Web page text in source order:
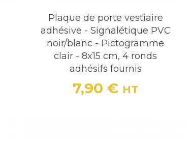
Plaque de porte vestiaire
adhésive - Signalétique PVC
noir/blanc - Pictogramme
clair - 8x15 cm, 4 ronds
adhésifs fournis
Prix
7,90 € HT